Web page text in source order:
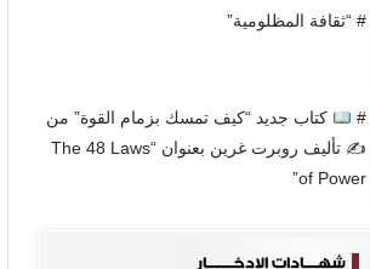
# “ثقافة المظلومية”
#
كتاب جديد “كيف تمسك بزمام القوة” من
✍
تأليف روبرت غرين بعنوان “The 48 Laws
of Power”